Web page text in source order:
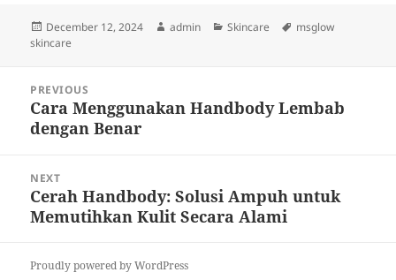
Posted
on
December 12, 2024 Author
admin Categories
Skincare Tags
msglow
skincare
navigation
PREVIOUS
Previous
post:
Cara Menggunakan Handbody Lembab
dengan Benar
NEXT
Next
post:
Cerah Handbody: Solusi Ampuh untuk
Memutihkan Kulit Secara Alami
Proudly powered by WordPress